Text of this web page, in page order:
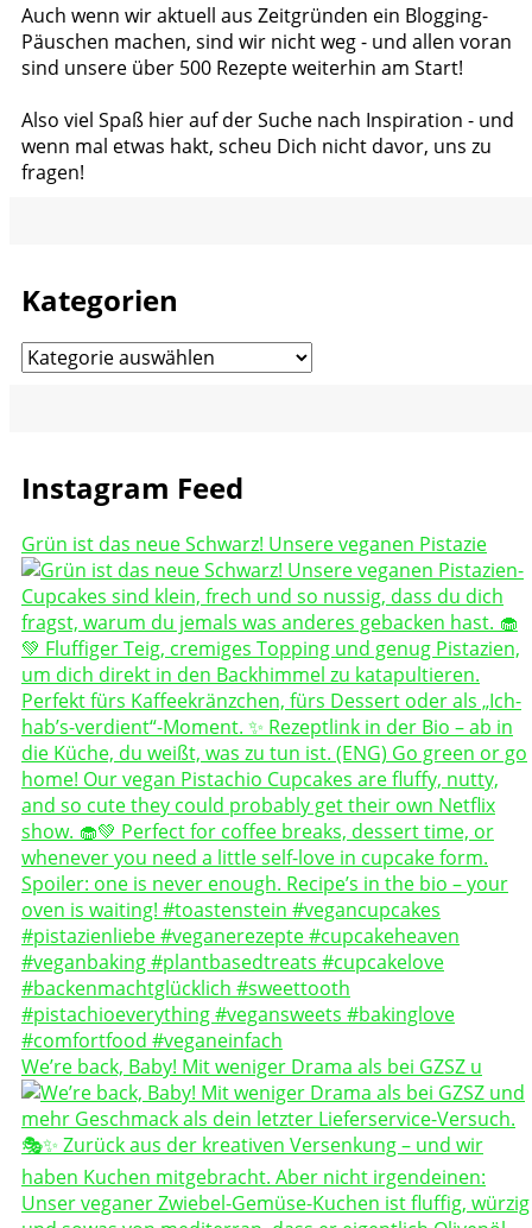
Auch wenn wir aktuell aus Zeitgründen ein Blogging-
Päuschen machen, sind wir nicht weg - und allen voran
sind unsere über 500 Rezepte weiterhin am Start!
Also viel Spaß hier auf der Suche nach Inspiration - und
wenn mal etwas hakt, scheu Dich nicht davor, uns zu
fragen!
Kategorien
Kategorien
Instagram Feed
Grün ist das neue Schwarz! Unsere veganen Pistazie
We’re back, Baby! Mit weniger Drama als bei GZSZ u